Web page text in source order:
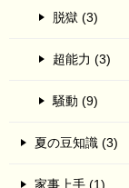
脱獄 (3)
超能力 (3)
騒動 (9)
夏の豆知識 (3)
家事上手 (1)